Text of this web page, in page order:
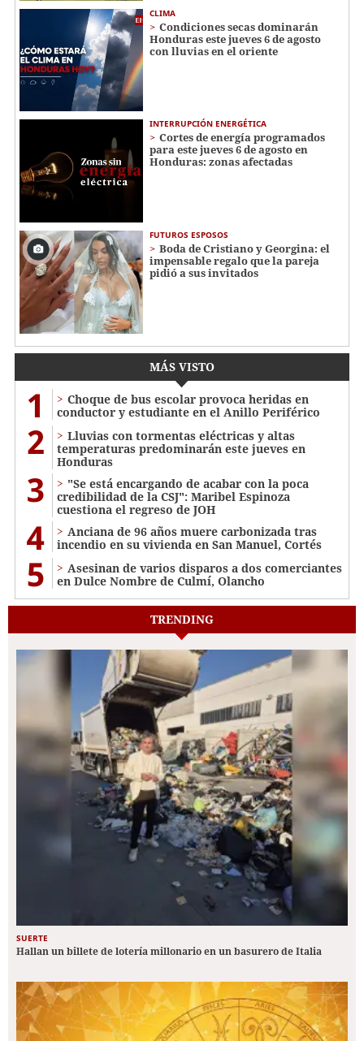
CLIMA
Condiciones secas dominarán
Honduras este jueves 6 de agosto
con lluvias en el oriente
INTERRUPCIÓN ENERGÉTICA
Cortes de energía programados
para este jueves 6 de agosto en
Honduras: zonas afectadas
FUTUROS ESPOSOS
Boda de Cristiano y Georgina: el
impensable regalo que la pareja
pidió a sus invitados
MÁS VISTO
1
Choque de bus escolar provoca heridas en
conductor y estudiante en el Anillo Periférico
2
Lluvias con tormentas eléctricas y altas
temperaturas predominarán este jueves en
Honduras
3
"Se está encargando de acabar con la poca
credibilidad de la CSJ": Maribel Espinoza
cuestiona el regreso de JOH
4
Anciana de 96 años muere carbonizada tras
incendio en su vivienda en San Manuel, Cortés
5
Asesinan de varios disparos a dos comerciantes
en Dulce Nombre de Culmí, Olancho
TRENDING
SUERTE
Hallan un billete de lotería millonario en un basurero de Italia